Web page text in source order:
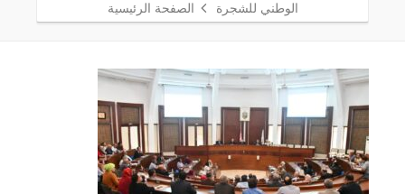
الوطني للشجرة
الصفحة الرئيسية